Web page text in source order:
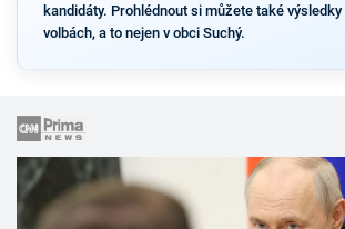
kandidáty. Prohlédnout si můžete také výsledky
volbách, a to nejen v obci Suchý.